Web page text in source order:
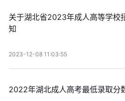
关于湖北省2023年成人高等学校
知
2023-12-08 11:03:55
2022年湖北成人高考最低录取分